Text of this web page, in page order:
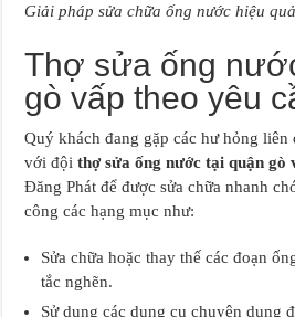
Giải pháp sửa chữa ống nước hiệu quả
Thợ sửa ống
gò vấp theo yêu
Quý khách đang gặp các hư hỏng liên
với độithợ sửa ống nước tại quận gò
Đăng Phát để được sửa chữa nhanh
công các hạng mục như:
Sửa chữa hoặc thay thế các đoạn
tắc nghẽn.
Sử dụng các dụng cụ chuyên dụng